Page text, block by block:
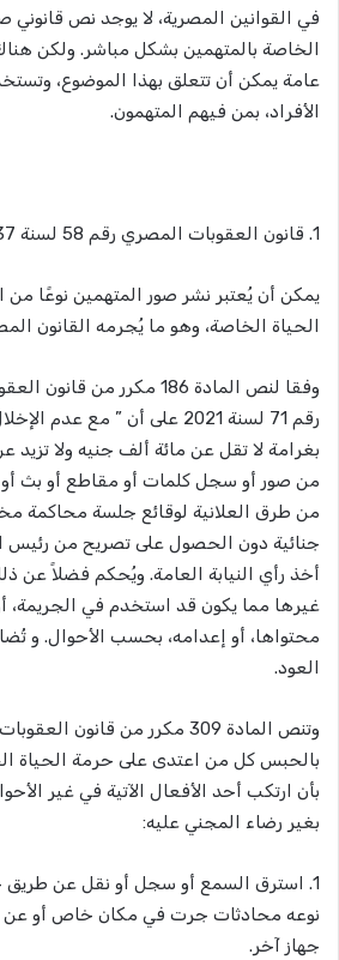
في القوانين المصرية، لا يوجد نص قانوني
الخاصة بالمتهمين بشكل مباشر. ولكن
عامة يمكن أن تتعلق بهذا الموضوع،
الأفراد، بمن فيهم المتهمون.
1. قانون العقوبات المصري رقم 58 لسنة 1937:
يمكن أن يُعتبر نشر صور المتهمين نوعًا من
الحياة الخاصة، وهو ما يُجرمه القانون
وفقا لنص المادة 186 مكرر من
رقم 71 لسنة 2021 على أن ” مع
بغرامة لا تقل عن مائة ألف جنيه ولا تزيد
من صور أو سجل كلمات أو مقاطع أو بث
من طرق العلانية لوقائع جلسة محاكمة
جنائية دون الحصول على تصريح من رئيس
أخذ رأي النيابة العامة. ويُحكم فضلاً عن
غيرها مما يكون قد استخدم في الجريمة،
محتواها، أو إعدامه، بحسب الأحوال. و
العود.
وتنص المادة 309 مكرر من قانون
بالحبس كل من اعتدى على حرمة الحياة
بأن ارتكب أحد الأفعال الآتية في غير
بغير رضاء المجني عليه:
1. استرق السمع أو سجل أو نقل عن طريق
نوعه محادثات جرت في مكان خاص أو عن
جهاز آخر.